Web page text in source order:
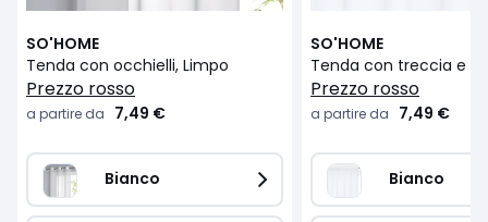
SO'HOME
Tenda con occhielli, Limpo
prezzo rosso
a partire da 7,49 €
Bianco
SO'HOME
prezzo rosso
a partire da 7,49 €
Bianco